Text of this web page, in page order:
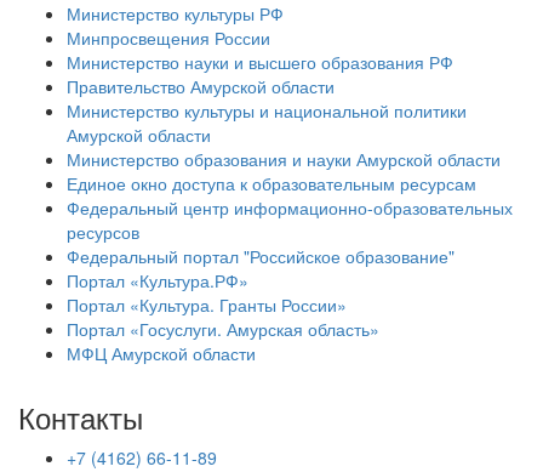
Министерство культуры РФ
Минпросвещения России
Министерство науки и высшего образования РФ
Правительство Амурской области
Министерство культуры и национальной политики
Амурской области
Министерство образования и науки Амурской области
Единое окно доступа к образовательным ресурсам
Федеральный центр информационно-образовательных
ресурсов
Федеральный портал "Российское образование"
Портал «Культура.РФ»
Портал «Культура. Гранты России»
Портал «Госуслуги. Амурская область»
МФЦ Амурской области
Контакты
+7 (4162) 66-11-89